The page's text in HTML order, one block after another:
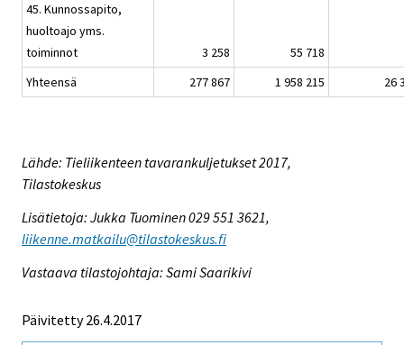
45. Kunnossapito,
huoltoajo yms.
toiminnot
3 258
55 718
Yhteensä
277 867 1 958 215 26
Lähde: Tieliikenteen tavarankuljetukset 2017,
Tilastokeskus
Lisätietoja: Jukka Tuominen 029 551 3621,
liikenne.matkailu@tilastokeskus.fi
Vastaava tilastojohtaja: Sami Saarikivi
Päivitetty 26.4.2017